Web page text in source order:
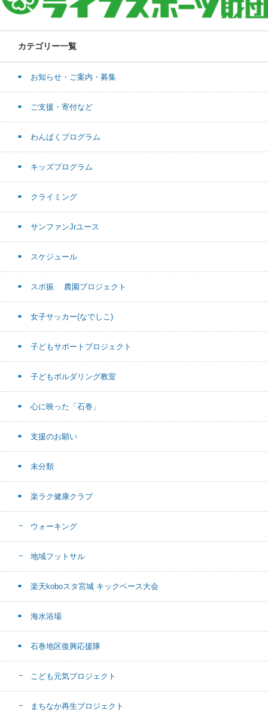
カテゴリー一覧
お知らせ・ご案内・募集
ご支援・寄付など
わんぱくプログラム
キッズプログラム
クライミング
サンファンJrユース
スケジュール
スポ振 農園プロジェクト
女子サッカー(なでしこ)
子どもサポートプロジェクト
子どもボルダリング教室
心に映った「石巻」
支援のお願い
未分類
楽ラク健康クラブ
ウォーキング
地域フットサル
楽天koboスタ宮城 キックベース大会
海水浴場
石巻地区復興応援隊
こども元気プロジェクト
まちなか再生プロジェクト